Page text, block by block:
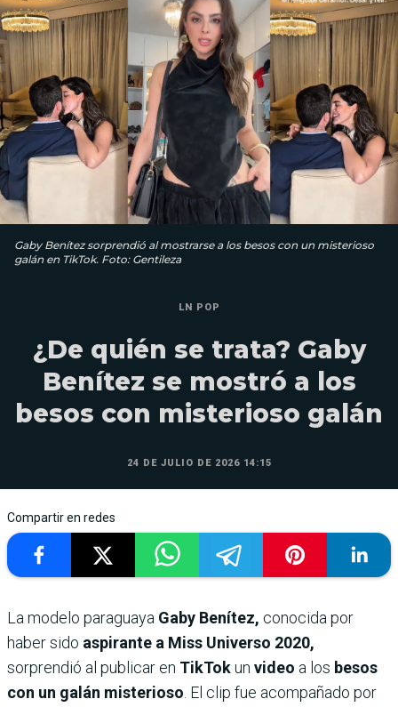
Gaby Benítez sorprendió al mostrarse a los besos con un misterioso
galán en TikTok. Foto: Gentileza
LN POP
¿De quién se trata? Gaby
Benítez se mostró a los
besos con misterioso galán
24 DE JULIO DE 2026 14:15
Compartir en redes
La modelo paraguaya Gaby Benítez, conocida por
haber sido aspirante a Miss Universo 2020,
sorprendió al publicar en TikTokun video a los besos
con un galán misterioso . El clip fue acompañado por